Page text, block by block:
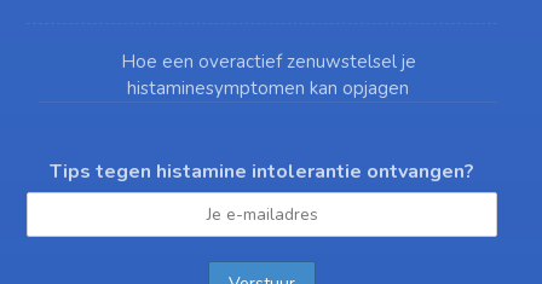
Hoe een overactief zenuwstelsel je
histaminesymptomen kan opjagen
Tips tegen histamine intolerantie ontvangen?